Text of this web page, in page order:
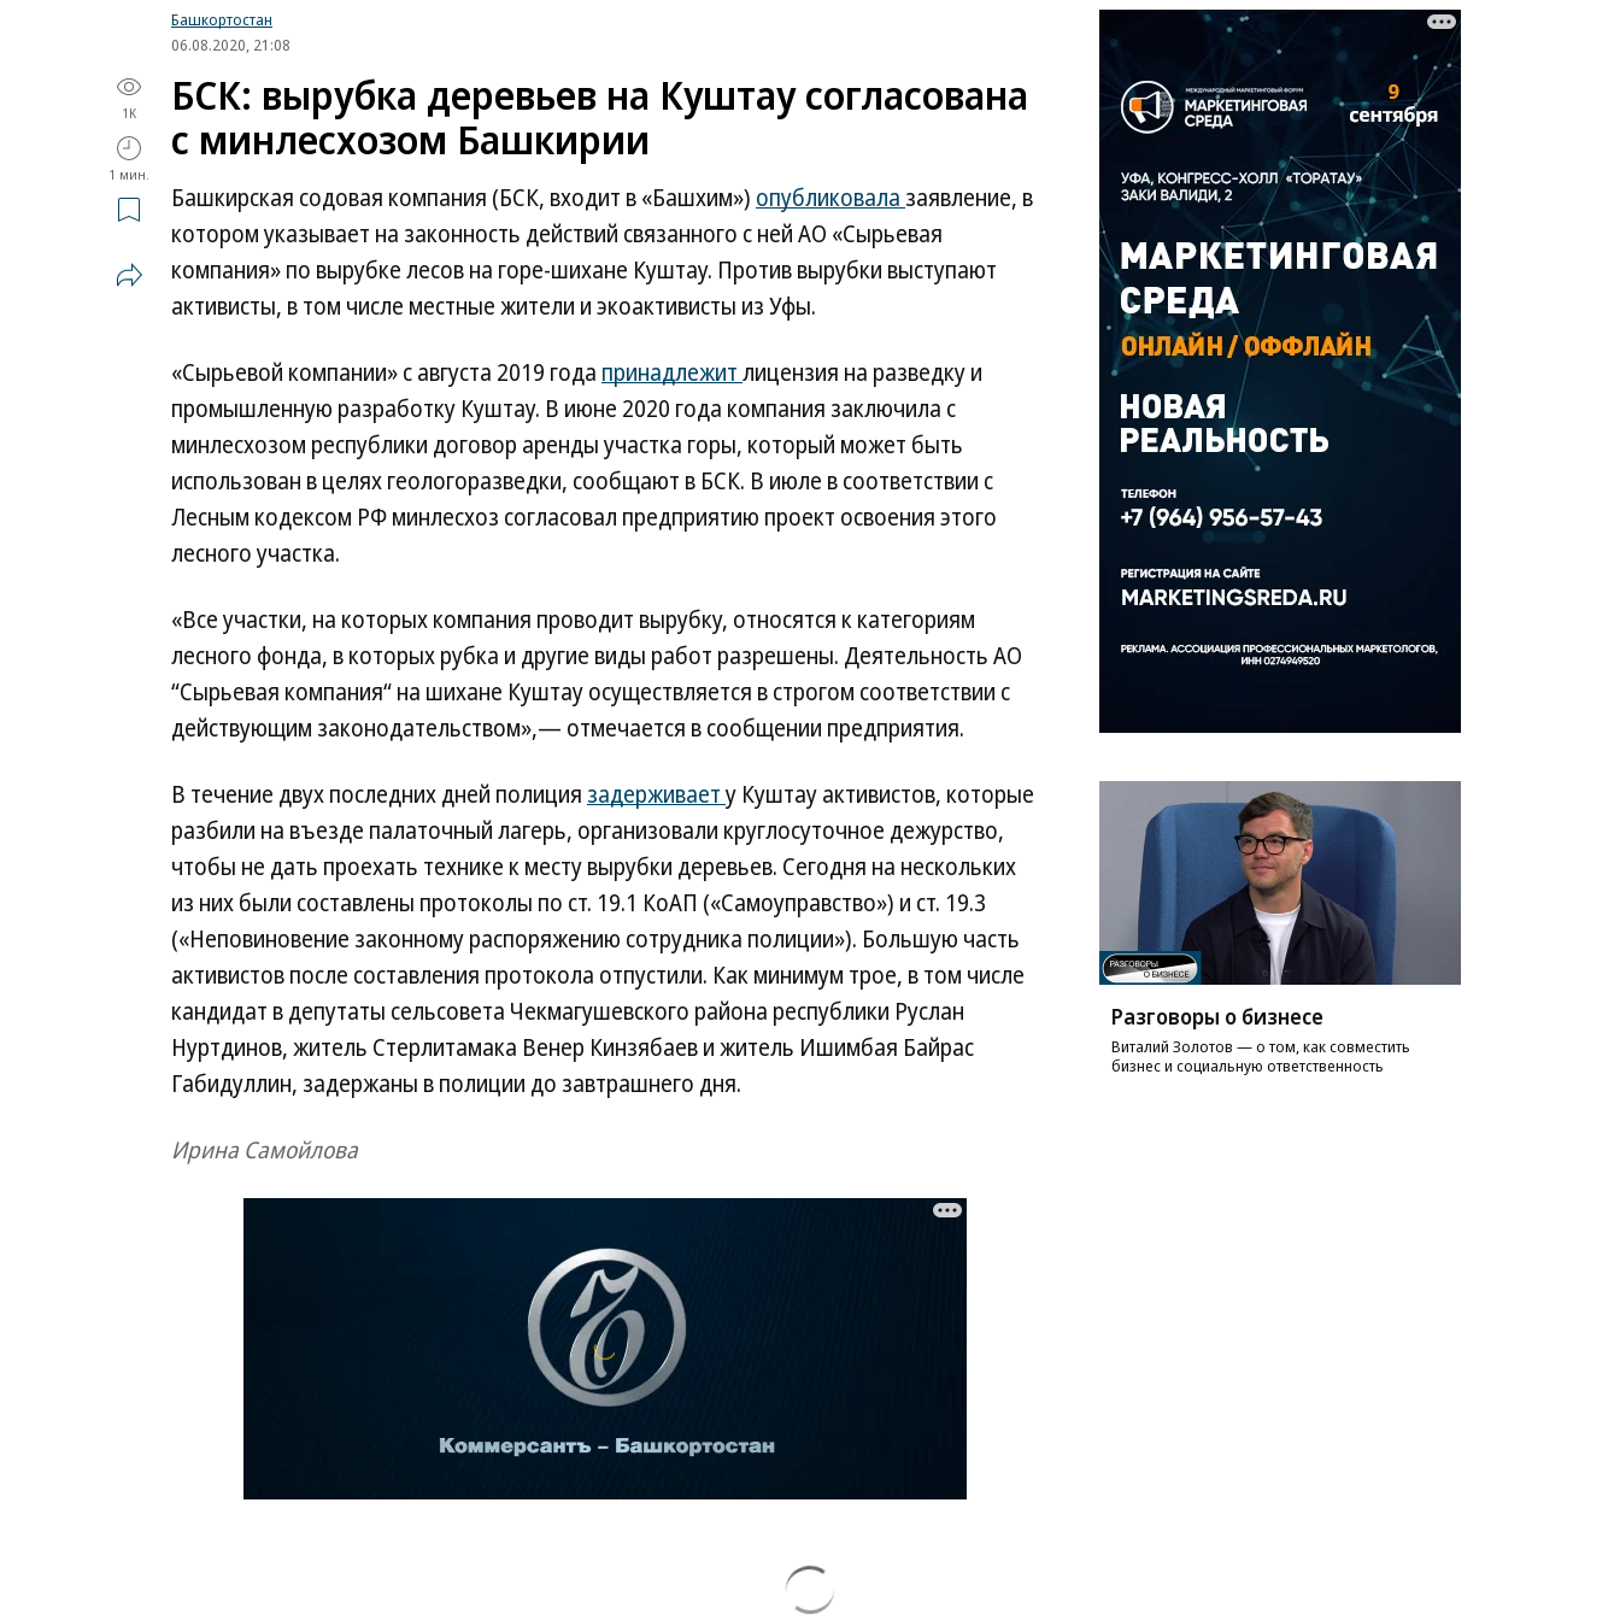
Башкортостан
06.08.2020, 21:08
1K
1 мин.
БСК: вырубка деревьев на Куштау согласована
с минлесхозом Башкирии
Башкирская содовая компания (БСК, входит в «Башхим») опубликовала заявление, в
котором указывает на законность действий связанного с ней АО «Сырьевая
компания» по вырубке лесов на горе-шихане Куштау. Против вырубки выступают
активисты, в том числе местные жители и экоактивисты из Уфы.
«Сырьевой компании» с августа 2019 года принадлежитлицензия на разведку и
промышленную разработку Куштау. В июне 2020 года компания заключила с
минлесхозом республики договор аренды участка горы, который может быть
использован в целях геологоразведки, сообщают в БСК. В июле в соответствии с
Лесным кодексом РФ минлесхоз согласовал предприятию проект освоения этого
лесного участка.
«Все участки, на которых компания проводит вырубку, относятся к категориям
лесного фонда, в которых рубка и другие виды работ разрешены. Деятельность АО
“Сырьевая компания“ на шихане Куштау осуществляется в строгом соответствии с
действующим законодательством»,— отмечается в сообщении предприятия.
В течение двух последних дней полиция задерживаету Куштау активистов, которые
разбили на въезде палаточный лагерь, организовали круглосуточное дежурство,
чтобы не дать проехать технике к месту вырубки деревьев. Сегодня на нескольких
из них были составлены протоколы по ст. 19.1 КоАП («Самоуправство») и ст. 19.3
(«Неповиновение законному распоряжению сотрудника полиции»). Большую часть
активистов после составления протокола отпустили. Как минимум трое, в том числе
кандидат в депутаты сельсовета Чекмагушевского района республики Руслан
Нуртдинов, житель Стерлитамака Венер Кинзябаев и житель Ишимбая Байрас
Габидуллин, задержаны в полиции до завтрашнего дня.
Ирина Самойлова
Разговоры о бизнесе
Виталий Золотов — о том, как совместить
бизнес и социальную ответственность